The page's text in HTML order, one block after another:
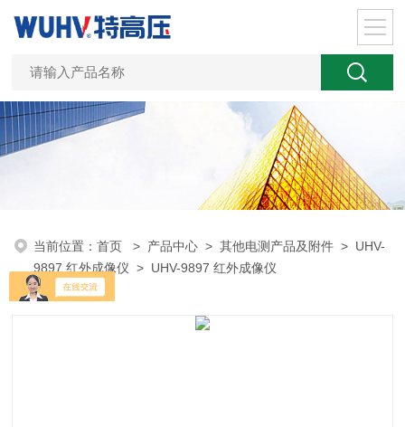
当前位置：首页 > 产品中心 >其他电测产品及附件 > UHV-
9897 红外成像仪 > UHV-9897 红外成像仪